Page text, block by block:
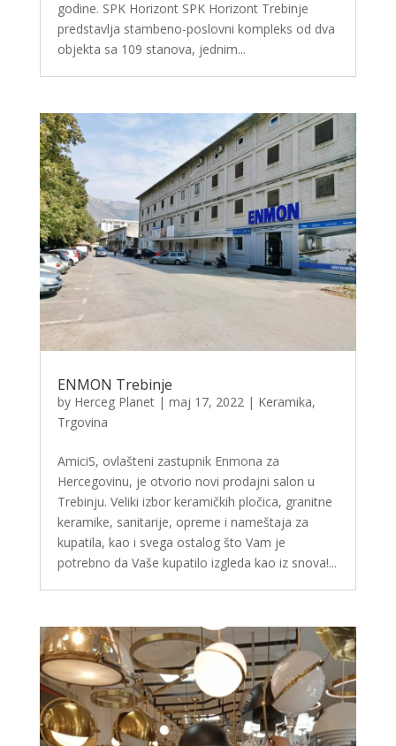
godine. SPK Horizont SPK Horizont Trebinje
predstavlja stambeno-poslovni kompleks od dva
objekta sa 109 stanova, jednim...
ENMON Trebinje
by Herceg Planet| maj 17, 2022| Keramika,
Trgovina
AmiciS, ovlašteni zastupnik Enmona za
Hercegovinu, je otvorio novi prodajni salon u
Trebinju. Veliki izbor keramičkih pločica, granitne
keramike, sanitarije, opreme i nameštaja za
kupatila, kao i svega ostalog što Vam je
potrebno da Vaše kupatilo izgleda kao iz snova!...